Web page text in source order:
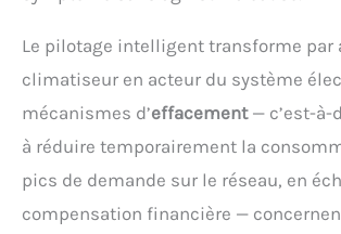
Le pilotage intelligent transforme par
climatiseur en acteur du système
mécanismes d’effacement— c’est-à-
à réduire temporairement la
pics de demande sur le réseau, en
compensation financière —